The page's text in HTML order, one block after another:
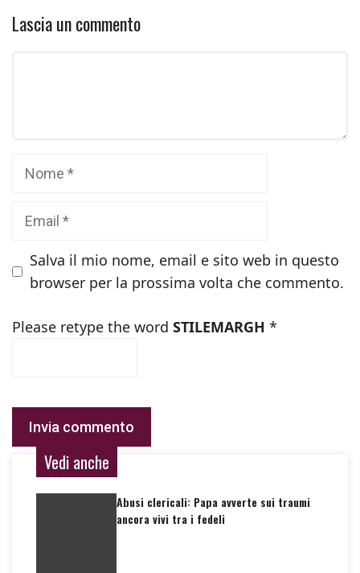
Lascia un commento
Salva il mio nome, email e sito web in questo
browser per la prossima volta che commento.
Please retype the word STILEMARGH *
Vedi anche
Abusi clericali: Papa avverte sui traumi
ancora vivi tra i fedeli